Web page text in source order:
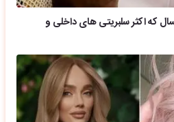
که اکثر سلبریتی های داخلی و